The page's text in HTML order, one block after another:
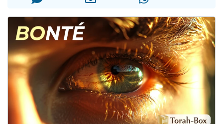
4 personnes viennent de nous rejoindre sur WhatsApp
Il reste 49 places pour étudier en groupe sur Zoom
Eva vient de donner son Maasser
Eli vient de donner son Maasser